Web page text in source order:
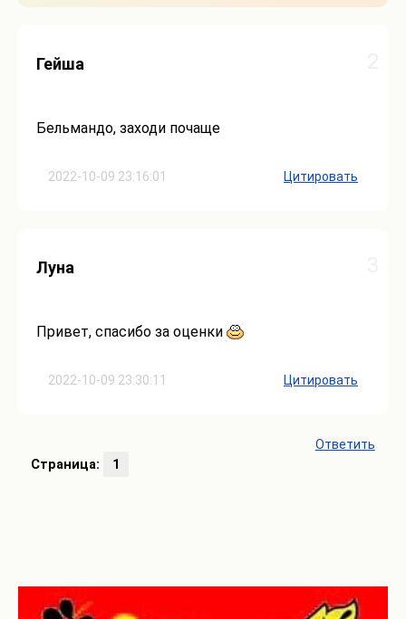
2022-10-09 23:16:01
Гейша
Бельмандо, заходи почаще
Цитировать
2022-10-09 23:30:11
Луна
Привет, спасибо за оценки
Цитировать
Ответить
Страница:
1